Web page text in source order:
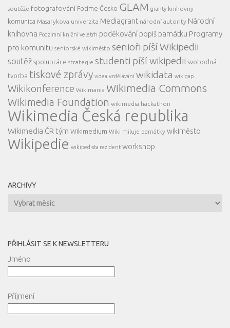
soutěže fotografování Fotíme Česko GLAM granty knihovny
komunita Masarykova univerzita Mediagrant národní autority Národní
knihovna Podzimní knižní veletrh poděkování popiš památku Programy
pro komunitu seniorské wikiměsto senioři píší Wikipedii
soutěž spolupráce strategie studenti píší wikipedii svobodná
tvorba tiskové zprávy videa vzdělávání wikidata wikigap
Wikikonference Wikimania Wikimedia Commons
Wikimedia Foundation wikimedia hackathon
Wikimedia Česká republika
Wikimedia ČR tým Wikimedium Wiki miluje památky wikiměsto
Wikipedie wikipedista rezident workshop
ARCHIVY
Archivy
PŘIHLÁSIT SE K NEWSLETTERU
Jméno
Příjmení